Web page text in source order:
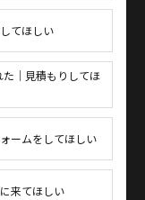
てほしい
｜見積もりしてほ
ームをしてほしい
来てほしい